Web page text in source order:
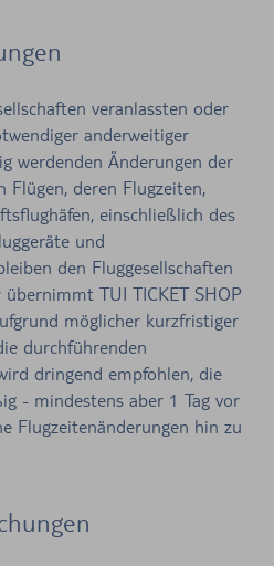
veranlassten oder
anderweitiger
werdenden Änderungen der
Flügen, deren Flugzeiten,
einschließlich des
und
den Fluggesellschaften
TUI TICKET SHOP
möglicher kurzfristiger
durchführenden
dringend empfohlen, die
- mindestens aber 1 Tag vor
Flugzeitenänderungen hin zu